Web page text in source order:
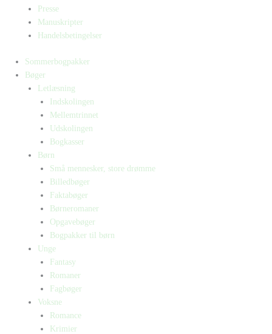
Presse
Manuskripter
Handelsbetingelser
Sommerbogpakker
Bøger
Letlæsning
Indskolingen
Mellemtrinnet
Udskolingen
Bogkasser
Børn
Små mennesker, store drømme
Billedbøger
Faktabøger
Børneromaner
Opgavebøger
Bogpakker til børn
Unge
Fantasy
Romaner
Fagbøger
Voksne
Romance
Krimier